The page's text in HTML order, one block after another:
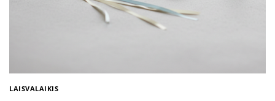
LAISVALAIKIS